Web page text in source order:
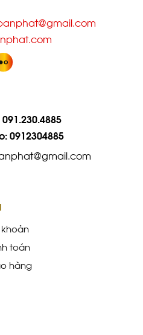
091.230.4885
0912304885
toán
hàng